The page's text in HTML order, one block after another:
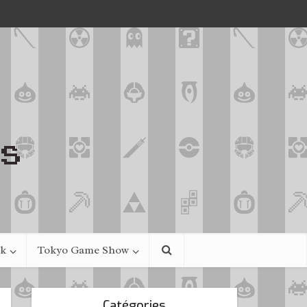
Tokyo Game Show